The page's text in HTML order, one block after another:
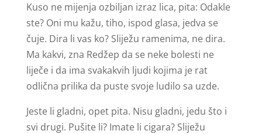
Kuso ne mijenja ozbiljan izraz lica, pita: Odakle
ste? Oni mu kažu, tiho, ispod glasa, jedva se
čuje. Dira li vas ko? Sliježu ramenima, ne dira.
Ma kakvi, zna Redžep da se neke bolesti ne
liječe i da ima svakakvih ljudi kojima je rat
odlična prilika da puste svoje ludilo sa uzde.
Jeste li gladni, opet pita. Nisu gladni, jedu što i
svi drugi. Pušite li? Imate li cigara? Sliježu